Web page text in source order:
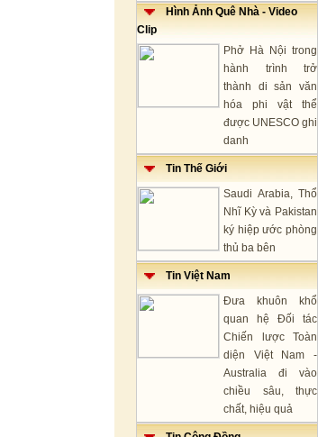
Hình Ảnh Quê Nhà - Video
Clip
Phở Hà Nội trong
hành trình trở
thành di sản văn
hóa phi vật thể
được UNESCO ghi
danh
Tin Thế Giới
Saudi Arabia, Thổ
Nhĩ Kỳ và Pakistan
ký hiệp ước phòng
thủ ba bên
Tin Việt Nam
Đưa khuôn khổ
quan hệ Đối tác
Chiến lược Toàn
diện Việt Nam -
Australia đi vào
chiều sâu, thực
chất, hiệu quả